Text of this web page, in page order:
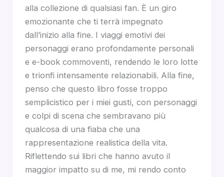
alla collezione di qualsiasi fan. È un giro
emozionante che ti terrà impegnato
dall’inizio alla fine. I viaggi emotivi dei
personaggi erano profondamente personali
e e-book commoventi, rendendo le loro lotte
e trionfi intensamente relazionabili. Alla fine,
penso che questo libro fosse troppo
semplicistico per i miei gusti, con personaggi
e colpi di scena che sembravano più
qualcosa di una fiaba che una
rappresentazione realistica della vita.
Riflettendo sui libri che hanno avuto il
maggior impatto su di me, mi rendo conto